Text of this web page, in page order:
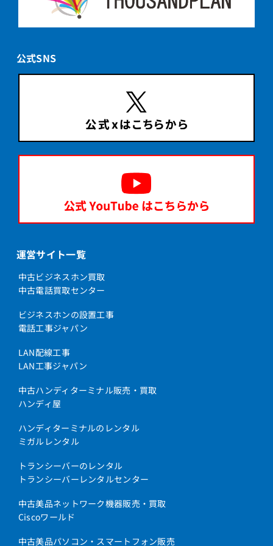
公式SNS
運営サイト一覧
中古ビジネスホン買取
中古電話買取センター
ビジネスホンの設置工事
電話工事ジャパン
LAN配線工事
LAN工事ジャパン
中古ハンディターミナル販売・買取
ハンディ屋
ハンディターミナルのレンタル
ミガルレンタル
トランシーバーのレンタル
トランシーバーレンタルセンター
中古美品ネットワーク機器販売・買取
Ciscoワールド
中古美品パソコン・スマートフォン販売